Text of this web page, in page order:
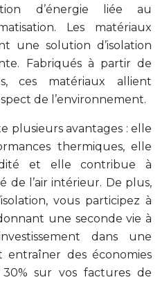
d’énergie liée au
Les matériaux
une solution d’isolation
Fabriqués à partir de
ces matériaux allient
de l’environnement.
plusieurs avantages : elle
thermiques, elle
et elle contribue à
de l’air intérieur. De plus,
vous participez à
une seconde vie à
dans une
des économies
30% sur vos factures de